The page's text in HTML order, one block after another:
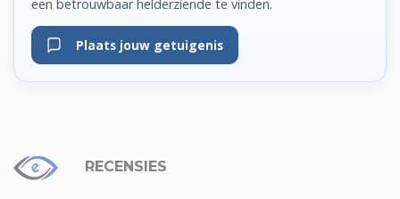
een betrouwbaar helderziende te vinden.
Plaats jouw getuigenis
RECENSIES